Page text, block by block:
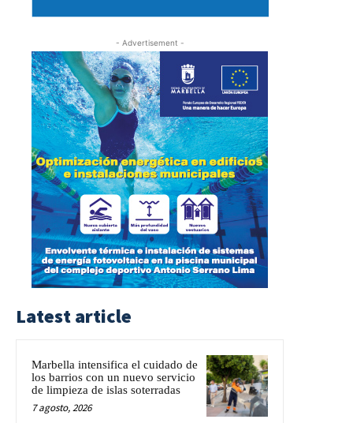
- Advertisement -
Latest article
Marbella intensifica el cuidado de
los barrios con un nuevo servicio
de limpieza de islas soterradas
7 agosto, 2026